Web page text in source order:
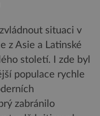
situaci v
z Asie a Latinské
století. I zde byl
populace rychle
zabránilo